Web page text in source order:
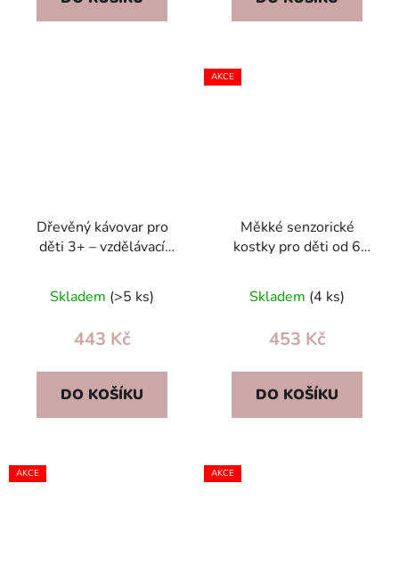
Dřevěný kávovar pro
děti 3+ – vzdělávací
příslušenstvím (2 šálky,
4 kapsle)
Skladem (>5 ks)
443 Kč
DO KOŠÍKU
AKCE
Měkké senzorické
kostky pro děti od 6
textury, rozvoj motoriky
Skladem (4 ks)
453 Kč
DO KOŠÍKU
AKCE AKCE